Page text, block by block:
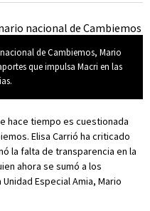
de Cambiemos, Mario
que impulsa Macri en las
hace tiempo es cuestionada
Elisa Carrió ha criticado
la falta de transparencia en la
ahora se sumó a los
Especial Amia, Mario